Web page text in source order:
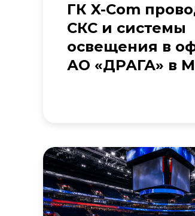
ГК X-Com
СКС и системы
освещения в
АО «ДРАГА» в